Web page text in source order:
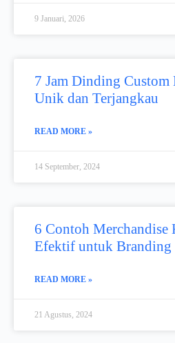
9 Januari, 2026
7 Jam Dinding Custom
Unik dan Terjangkau
READ MORE »
14 September, 2024
6 Contoh Merchandise
Efektif untuk Branding
READ MORE »
21 Agustus, 2024